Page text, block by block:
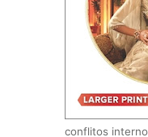
conflitos